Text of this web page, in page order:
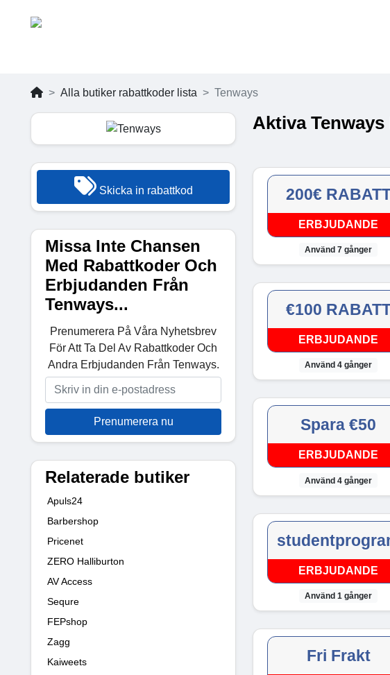
Alla butiker rabattkoder lista Tenways
Skicka in rabattkod
Missa Inte Chansen
Med Rabattkoder Och
Erbjudanden Från
Tenways...
Prenumerera På Våra Nyhetsbrev
För Att Ta Del Av Rabattkoder Och
Andra Erbjudanden Från Tenways.
Prenumerera nu
Relaterade butiker
Apuls24
Barbershop
Pricenet
ZERO Halliburton
AV Access
Sequre
FEPshop
Zagg
Kaiweets
Aktiva
200€
ERBJUDANDE
Använd 7 gånger
€100
ERBJUDANDE
Använd 4 gånger
Spara €50
ERBJUDANDE
Använd 4 gånger
ERBJUDANDE
Använd 1 gånger
Fri Frakt